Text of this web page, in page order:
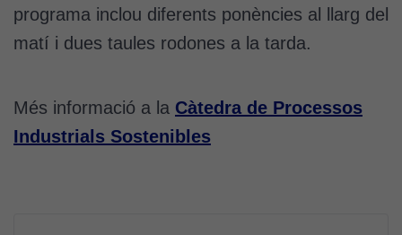
programa inclou diferents ponències al llarg del
matí i dues taules rodones a la tarda.
Més informació a la Càtedra de Processos
Industrials Sostenibles